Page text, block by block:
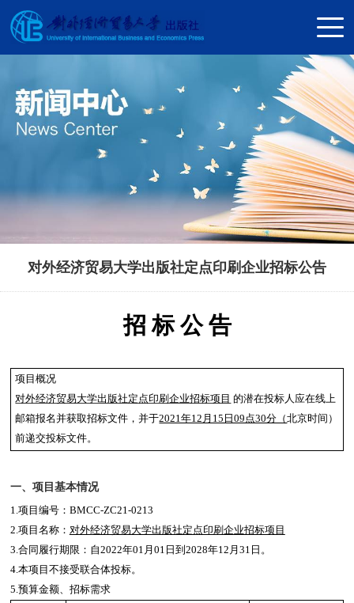
对外经济贸易大学出版社定点印刷企业招标公告
招 标 公 告
项目概况
对外经济贸易大学出版社定点印刷企业招标项目 的潜在投标人应在线上
邮箱报名并获取招标文件，并于2021年12月15日09点30分（北京时间）
前递交投标文件。
一、项目基本情况
1.项目编号：BMCC-ZC21-0213
2.项目名称： 对外经济贸易大学出版社定点印刷企业招标项目
3.合同履行期限： 自2022年01 月 01 日到 2028年12 月 31 日 。
4.本项目不接受联合体投标。
5.预算金额、 招标需求